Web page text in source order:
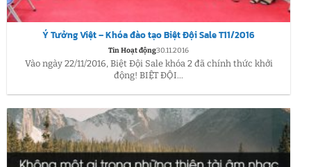
Ý Tưởng Việt – Khóa đào tạo Biệt Đội Sale T11/2016
Tin Hoạt động30.11.2016
Vào ngày 22/11/2016, Biệt Đội Sale khóa 2 đã chính thức khởi
động! BIỆT ĐỘI...